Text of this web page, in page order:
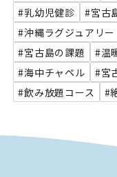
#乳幼児健診
#宮古
#沖縄ラグジュアリー
#宮古島の課題
#温
#海中チャペル
#宮
#飲み放題コース
#